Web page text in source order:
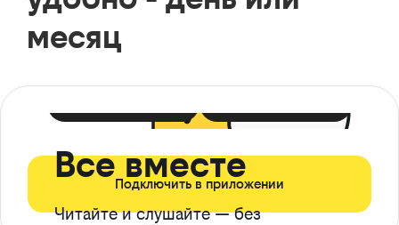
месяц
Все вместе
Читайте и слушайте — без
Подключить в приложении